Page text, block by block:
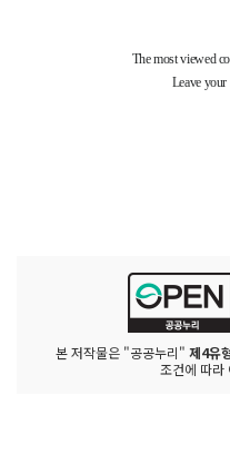
본 저작물은 "공공누리" 제4유
조건에 따라